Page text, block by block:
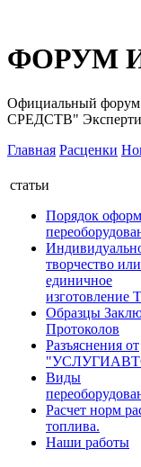
ФОРУМ
Официальный
СРЕДСТВ"
Главная Расценки
статьи
Порядок
творчество или
единичное
изготовление
Образцы
Протоколов
Разъяснения от
Виды
Расчет норм
топлива.
Наши работы